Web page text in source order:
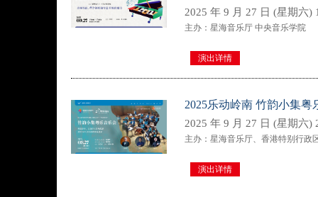
2025 年 9 月 27 日 (星期六)
主办：星海音乐厅 中央音乐学院
演出详情
2025乐动岭南 竹韵小集粤
2025 年 9 月 27 日 (星期六)
主办：星海音乐厅、香港特别行政
演出详情